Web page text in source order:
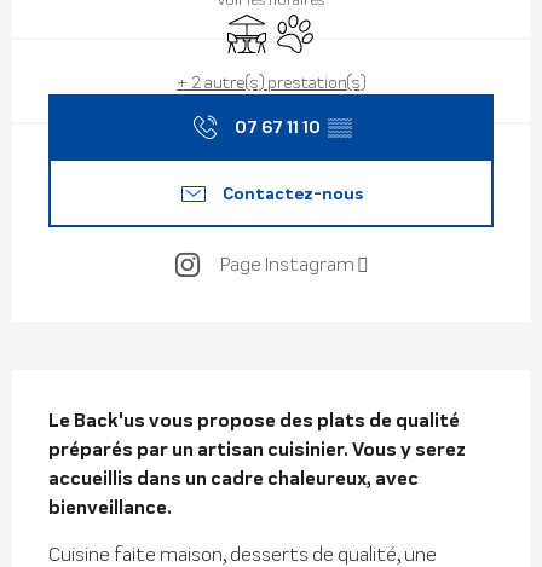
TerrasseAnimaux acceptés
+ 2 autre(s) prestation(s)
07 67 11 10 ▒▒
Contactez-nous
Page Instagram
Description
Le Back'us vous propose des plats de qualité
préparés par un artisan cuisinier. Vous y serez
accueillis dans un cadre chaleureux, avec
bienveillance.
Cuisine faite maison, desserts de qualité, une